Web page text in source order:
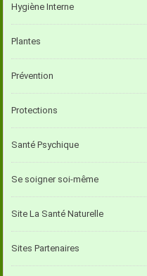
Hygiène Interne
Plantes
Prévention
Protections
Santé Psychique
Se soigner soi-même
Site La Santé Naturelle
Sites Partenaires